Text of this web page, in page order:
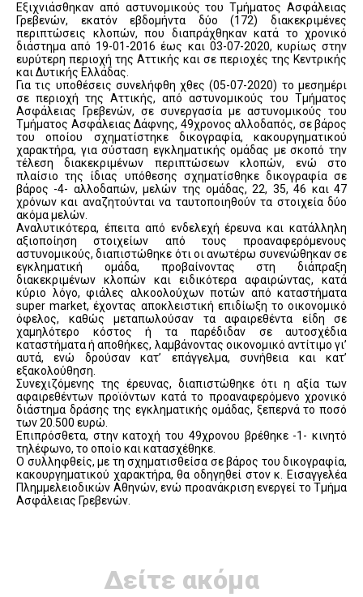
Εξιχνιάσθηκαν από αστυνομικούς του Τμήματος Ασφάλειας
Γρεβενών, εκατόν εβδομήντα δύο (172) διακεκριμένες
περιπτώσεις κλοπών, που διαπράχθηκαν κατά το χρονικό
διάστημα από 19-01-2016 έως και 03-07-2020, κυρίως στην
ευρύτερη περιοχή της Αττικής και σε περιοχές της Κεντρικής
και Δυτικής Ελλάδας.
Για τις υποθέσεις συνελήφθη χθες (05-07-2020) το μεσημέρι
σε περιοχή της Αττικής, από αστυνομικούς του Τμήματος
Ασφάλειας Γρεβενών, σε συνεργασία με αστυνομικούς του
Τμήματος Ασφάλειας Δάφνης, 49χρονος αλλοδαπός, σε βάρος
του οποίου σχηματίστηκε δικογραφία, κακουργηματικού
χαρακτήρα, για σύσταση εγκληματικής ομάδας με σκοπό την
τέλεση διακεκριμένων περιπτώσεων κλοπών, ενώ στο
πλαίσιο της ίδιας υπόθεσης σχηματίσθηκε δικογραφία σε
βάρος -4- αλλοδαπών, μελών της ομάδας, 22, 35, 46 και 47
χρόνων και αναζητούνται να ταυτοποιηθούν τα στοιχεία δύο
ακόμα μελών.
Αναλυτικότερα, έπειτα από ενδελεχή έρευνα και κατάλληλη
αξιοποίηση στοιχείων από τους προαναφερόμενους
αστυνομικούς, διαπιστώθηκε ότι οι ανωτέρω συνενώθηκαν σε
εγκληματική ομάδα, προβαίνοντας στη διάπραξη
διακεκριμένων κλοπών και ειδικότερα αφαιρώντας, κατά
κύριο λόγο, φιάλες αλκοολούχων ποτών από καταστήματα
super market, έχοντας αποκλειστική επιδίωξη το οικονομικό
όφελος, καθώς μεταπωλούσαν τα αφαιρεθέντα είδη σε
χαμηλότερο κόστος ή τα παρέδιδαν σε αυτοσχέδια
καταστήματα ή αποθήκες, λαμβάνοντας οικονομικό αντίτιμο γι’
αυτά, ενώ δρούσαν κατ’ επάγγελμα, συνήθεια και κατ’
εξακολούθηση.
Συνεχιζόμενης της έρευνας, διαπιστώθηκε ότι η αξία των
αφαιρεθέντων προϊόντων κατά το προαναφερόμενο χρονικό
διάστημα δράσης της εγκληματικής ομάδας, ξεπερνά το ποσό
των 20.500 ευρώ.
Επιπρόσθετα, στην κατοχή του 49χρονου βρέθηκε -1- κινητό
τηλέφωνο, το οποίο και κατασχέθηκε.
Ο συλληφθείς, με τη σχηματισθείσα σε βάρος του δικογραφία,
κακουργηματικού χαρακτήρα, θα οδηγηθεί στον κ. Εισαγγελέα
Πλημμελειοδικών Αθηνών, ενώ προανάκριση ενεργεί το Τμήμα
Ασφάλειας Γρεβενών.
Δείτε ακόμα